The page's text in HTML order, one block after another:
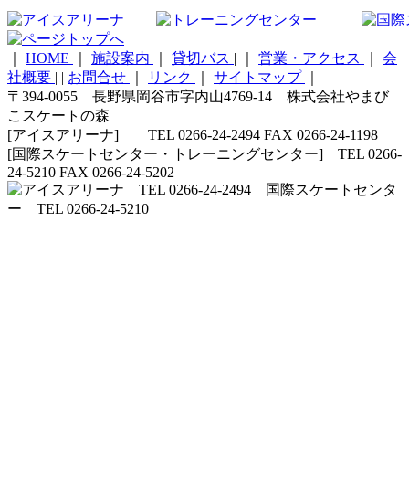
HOME 施設案内 貸切バス | 営業・アクセス
会
社概要 | | お問合せ リンク サイトマップ
〒394-0055 長野県岡谷市字内山4769-14 株式会社やまび
こスケートの森
[アイスアリーナ] TEL 0266-24-2494 FAX 0266-24-1198
[国際スケートセンター・トレーニングセンター] TEL 0266-
24-5210 FAX 0266-24-5202